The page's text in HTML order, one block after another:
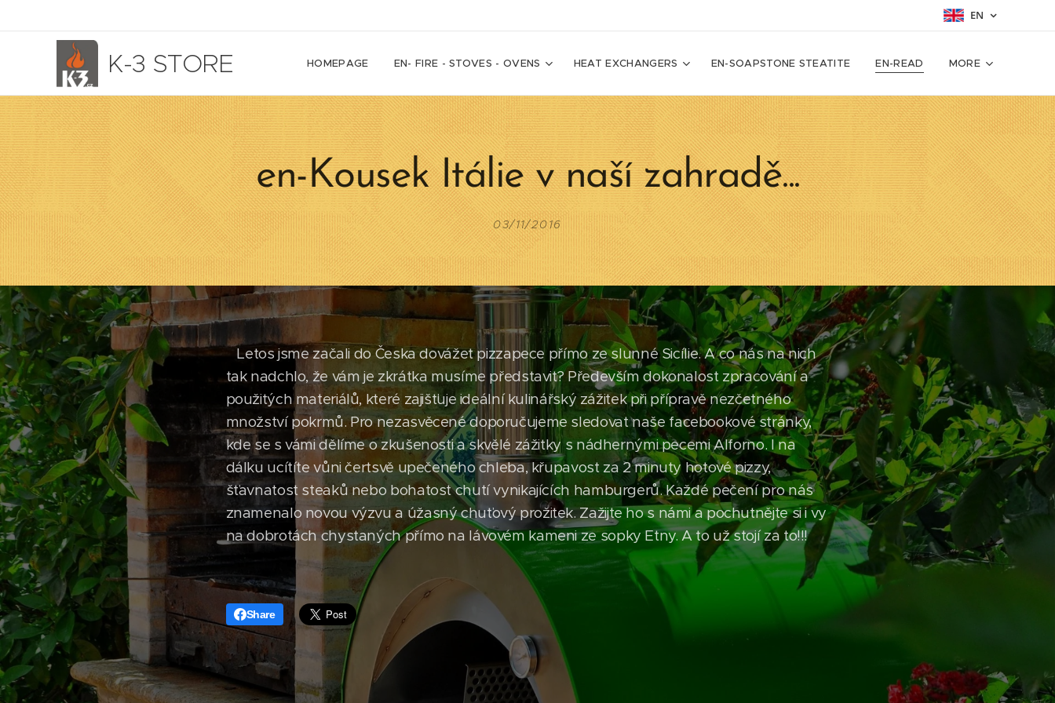
EN
K-3 STORE HOMEPAGE EN- FIRE - STOVES - OVENS HEAT EXCHANGERS EN-SOAPSTONE STEATITE EN-READ MORE
en-Kousek Itálie v naší zahradě...
03/11/2016
Letos jsme začali do Česka dovážet pizzapece přímo ze slunné Sicílie. A co nás na nich
tak nadchlo, že vám je zkrátka musíme představit? Především dokonalost zpracování a
použitých materiálů, které zajišťuje ideální kulinářský zážitek při přípravě nezčetného
množství pokrmů. Pro nezasvěcené doporučujeme sledovat naše facebookové stránky,
kde se s vámi dělíme o zkušenosti a skvělé zážitky s nádhernými pecemi Alforno. I na
dálku ucítíte vůni čertsvě upečeného chleba, křupavost za 2 minuty hotové pizzy,
šťavnatost steaků nebo bohatost chutí vynikajících hamburgerů. Každé pečení pro nás
znamenalo novou výzvu a úžasný chuťový prožitek. Zažijte ho s námi a pochutnějte si i vy
na dobrotách chystaných přímo na lávovém kameni ze sopky Etny. A to už stojí za to!!!
Share